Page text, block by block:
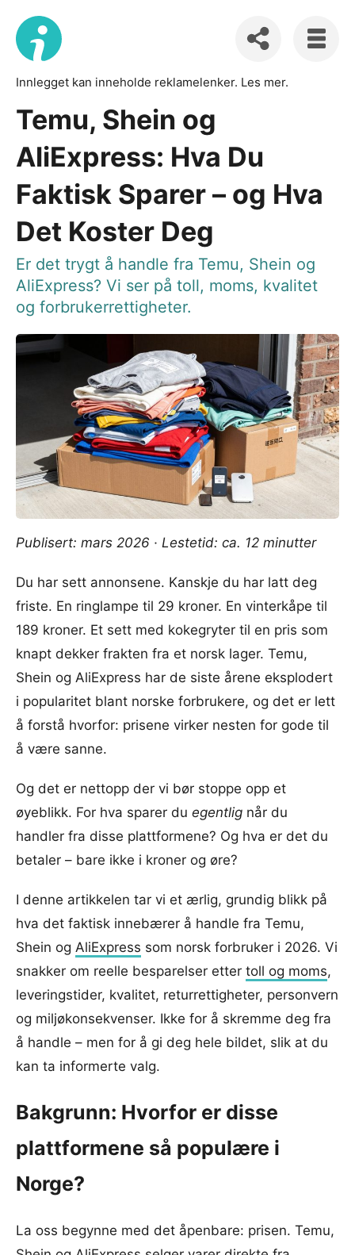
Innlegget kan inneholde reklamelenker. Les mer.
Temu, Shein og
AliExpress: Hva Du
Faktisk Sparer – og Hva
Det Koster Deg
Er det trygt å handle fra Temu, Shein og
AliExpress? Vi ser på toll, moms, kvalitet
og forbrukerrettigheter.
Publisert: mars 2026 · Lestetid: ca. 12 minutter
Du har sett annonsene. Kanskje du har latt deg
friste. En ringlampe til 29 kroner. En vinterkåpe til
189 kroner. Et sett med kokegryter til en pris som
knapt dekker frakten fra et norsk lager. Temu,
Shein og AliExpress har de siste årene eksplodert
i popularitet blant norske forbrukere, og det er lett
å forstå hvorfor: prisene virker nesten for gode til
å være sanne.
Og det er nettopp der vi bør stoppe opp et
øyeblikk. For hva sparer du egentlig når du
handler fra disse plattformene? Og hva er det du
betaler – bare ikke i kroner og øre?
I denne artikkelen tar vi et ærlig, grundig blikk på
hva det faktisk innebærer å handle fra Temu,
Shein og AliExpress som norsk forbruker i 2026. Vi
snakker om reelle besparelser etter toll og moms,
leveringstider, kvalitet, returrettigheter, personvern
og miljøkonsekvenser. Ikke for å skremme deg fra
å handle – men for å gi deg hele bildet, slik at du
kan ta informerte valg.
Bakgrunn: Hvorfor er disse
plattformene så populære i
Norge?
La oss begynne med det åpenbare: prisen. Temu,